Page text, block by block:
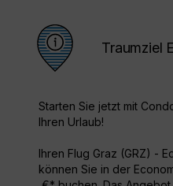
Traumziel
Starten Sie jetzt mit
Ihren Urlaub!
Ihren Flug Graz (GRZ) -
können Sie in der